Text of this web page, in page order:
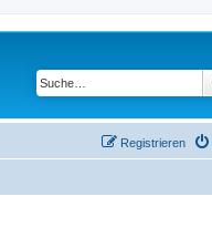
Registrieren